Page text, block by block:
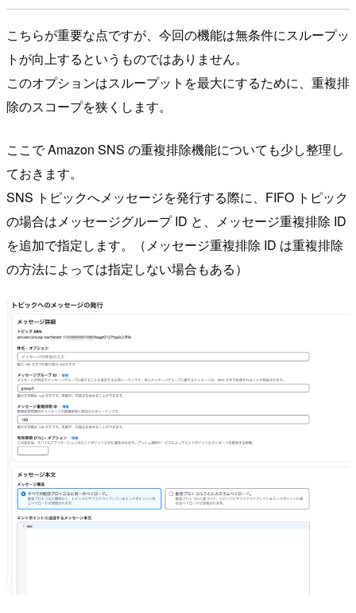
こちらが重要な点ですが、今回の機能は無条件にスループッ
トが向上するというものではありません。
このオプションはスループットを最大にするために、重複排
除のスコープを狭くします。
ここで Amazon SNS の重複排除機能についても少し整理し
ておきます。
SNS トピックへメッセージを発行する際に、FIFO トピック
の場合はメッセージグループ ID と、メッセージ重複排除 ID
を追加で指定します。（メッセージ重複排除 ID は重複排除
の方法によっては指定しない場合もある）